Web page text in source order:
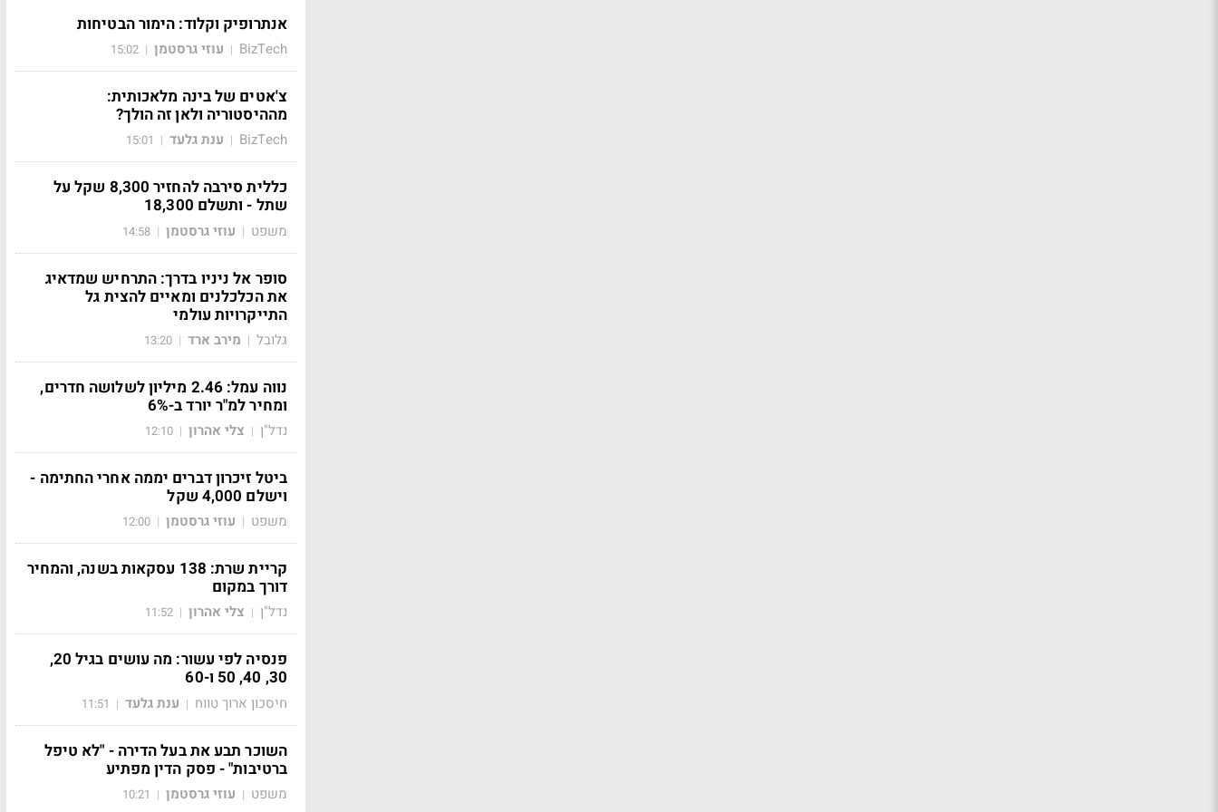
אנתרופיק וקלוד: הימור הבטיחות
BizTech
| עוזי גרסטמן |
15:02
צ'אטים של בינה מלאכותית:
מההיסטוריה ולאן זה הולך?
BizTech
| ענת גלעד |
15:01
כללית סירבה להחזיר 8,300 שקל על
שתל - ותשלם 18,300
משפט | עוזי גרסטמן |
14:58
סופר אל ניניו בדרך: התרחיש שמדאיג
את הכלכלנים ומאיים להצית גל
התייקרויות עולמי
גלובל | מירב ארד |
13:20
נווה עמל: 2.46 מיליון לשלושה חדרים,
ומחיר למ"ר יורד ב-6%
נדל"ן | צלי אהרון |
12:10
ביטל זיכרון דברים יממה אחרי החתימה -
וישלם 4,000 שקל
משפט | עוזי גרסטמן |
12:00
קריית שרת: 138 עסקאות בשנה, והמחיר
דורך במקום
נדל"ן | צלי אהרון |
11:52
פנסיה לפי עשור: מה עושים בגיל 20,
30, 40, 50 ו-60
חיסכון ארוך טווח | ענת גלעד |
11:51
השוכר תבע את בעל הדירה - "לא טיפל
ברטיבות" - פסק הדין מפתיע
משפט | עוזי גרסטמן |
10:21